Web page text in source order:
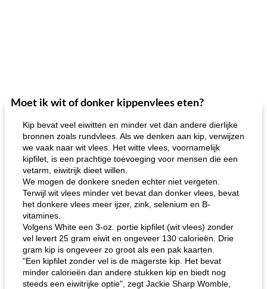
Moet ik wit of donker kippenvlees eten?
Kip bevat veel eiwitten en minder vet dan andere dierlijke
bronnen zoals rundvlees. Als we denken aan kip, verwijzen
we vaak naar wit vlees. Het witte vlees, voornamelijk
kipfilet, is een prachtige toevoeging voor mensen die een
vetarm, eiwitrijk dieet willen.
We mogen de donkere sneden echter niet vergeten.
Terwijl wit vlees minder vet bevat dan donker vlees, bevat
het donkere vlees meer ijzer, zink, selenium en B-
vitamines.
Volgens White een 3-oz. portie kipfilet (wit vlees) zonder
vel levert 25 gram eiwit en ongeveer 130 calorieën. Drie
gram kip is ongeveer zo groot als een pak kaarten.
"Een kipfilet zonder vel is de magerste kip. Het bevat
minder calorieën dan andere stukken kip en biedt nog
steeds een eiwitrijke optie", zegt Jackie Sharp Womble,